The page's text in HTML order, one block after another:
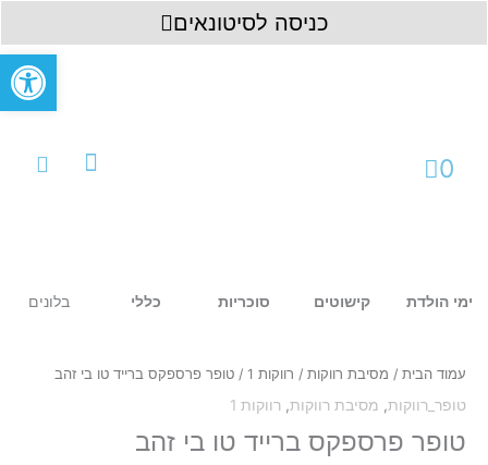
כניסה לסיטונאים
0
עגלת
ימי הולדת קישוטים סוכריות כללי בלונים
עמוד הבית / מסיבת רווקות / רווקות 1 / טופר פרספקס ברייד טו בי זהב
טופר_רווקות, מסיבת רווקות, רווקות 1
טופר פרספקס ברייד טו בי זהב
טופר
ברייד
טו
בי
פתח